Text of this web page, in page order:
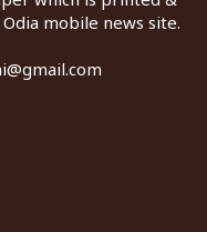
mobile news site.